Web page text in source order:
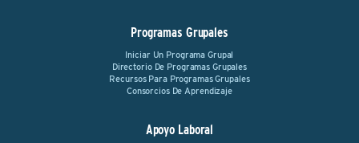
Programas Grupales
Iniciar Un Programa Grupal
Directorio De Programas Grupales
Recursos Para Programas Grupales
Consorcios De Aprendizaje
Apoyo Laboral